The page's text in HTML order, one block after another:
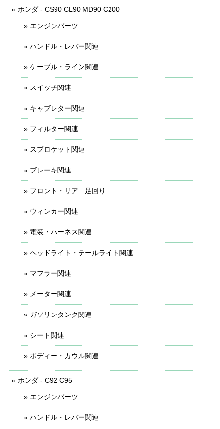
ホンダ - CS90 CL90 MD90 C200
エンジンパーツ
ハンドル・レバー関連
ケーブル・ライン関連
スイッチ関連
キャブレター関連
フィルター関連
スプロケット関連
ブレーキ関連
フロント・リア 足回り
ウィンカー関連
電装・ハーネス関連
ヘッドライト・テールライト関連
マフラー関連
メーター関連
ガソリンタンク関連
シート関連
ボディー・カウル関連
ホンダ - C92 C95
エンジンパーツ
ハンドル・レバー関連